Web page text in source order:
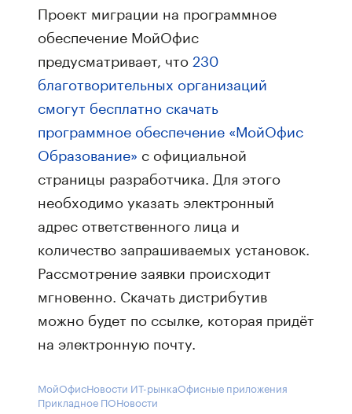
Проект миграции на программное
обеспечение МойОфис
предусматривает, что 230
благотворительных организаций
смогут бесплатно скачать
программное обеспечение «МойОфис
Образование» с официальной
страницы разработчика. Для этого
необходимо указать электронный
адрес ответственного лица и
количество запрашиваемых установок.
Рассмотрение заявки происходит
мгновенно. Скачать дистрибутив
можно будет по ссылке, которая придёт
на электронную почту.
МойОфисНовости ИТ-рынкаОфисные приложения
Прикладное ПОНовости